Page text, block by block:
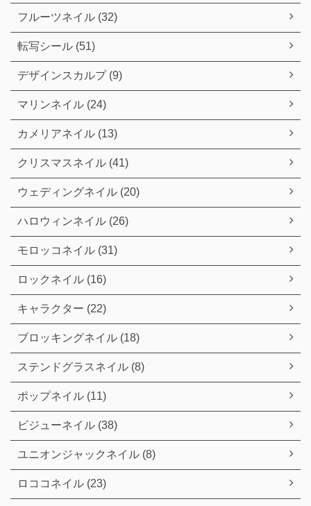
フルーツネイル (32)
転写シール (51)
デザインスカルプ (9)
マリンネイル (24)
カメリアネイル (13)
クリスマスネイル (41)
ウェディングネイル (20)
ハロウィンネイル (26)
モロッコネイル (31)
ロックネイル (16)
キャラクター (22)
ブロッキングネイル (18)
ステンドグラスネイル (8)
ポップネイル (11)
ビジューネイル (38)
ユニオンジャックネイル (8)
ロココネイル (23)